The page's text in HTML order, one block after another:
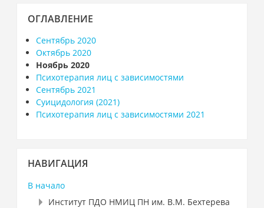
Оглавление
ОГЛАВЛЕНИЕ
Сентябрь 2020
Октябрь 2020
Ноябрь 2020
Психотерапия лиц с зависимостями
Сентябрь 2021
Суицидология (2021)
Психотерапия лиц с зависимостями 2021
Навигация
НАВИГАЦИЯ
В начало
Институт ПДО НМИЦ ПН им. В.М. Бехтерева